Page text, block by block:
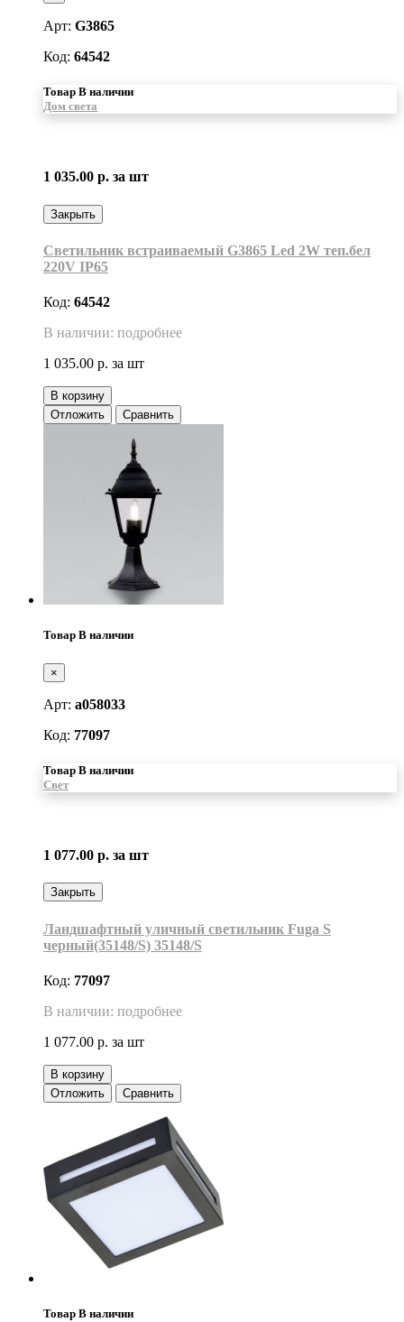
Арт: G3865
Код: 64542
Товар В наличии
Дом света
1 035.00 р. за шт
Закрыть
Светильник встраиваемый G3865 Led 2W теп.бел
220V IP65
Код: 64542
В наличии: подробнее
1 035.00 р. за шт
В корзину
Отложить
Сравнить
Товар В наличии
×
Арт: a058033
Код: 77097
Товар В наличии
Свет
1 077.00 р. за шт
Закрыть
Ландшафтный уличный светильник Fuga S
черный(35148/S) 35148/S
Код: 77097
В наличии: подробнее
1 077.00 р. за шт
В корзину
Отложить
Сравнить
Товар В наличии